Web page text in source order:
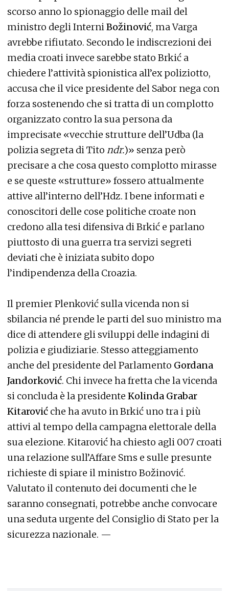
scorso anno lo spionaggio delle mail del
ministro degli InterniBožinović, ma Varga
avrebbe rifiutato. Secondo le indiscrezioni dei
media croati invece sarebbe stato Brkić a
chiedere l’attività spionistica all’ex poliziotto,
accusa che il vice presidente del Sabor nega con
forza sostenendo che si tratta di un complotto
organizzato contro la sua persona da
imprecisate «vecchie strutture dell’Udba (la
polizia segreta di Tito ndr.)» senza però
precisare a che cosa questo complotto mirasse
e se queste «strutture» fossero attualmente
attive all’interno dell’Hdz. I bene informati e
conoscitori delle cose politiche croate non
credono alla tesi difensiva di Brkić e parlano
piuttosto di una guerra tra servizi segreti
deviati che è iniziata subito dopo
l’indipendenza della Croazia.
Il premier Plenković sulla vicenda non si
sbilancia né prende le parti del suo ministro ma
dice di attendere gli sviluppi delle indagini di
polizia e giudiziarie. Stesso atteggiamento
anche del presidente del Parlamento Gordana
Jandorković. Chi invece ha fretta che la vicenda
si concluda è la presidente Kolinda Grabar
Kitarović che ha avuto in Brkić uno tra i più
attivi al tempo della campagna elettorale della
sua elezione. Kitarović ha chiesto agli 007 croati
una relazione sull’Affare Sms e sulle presunte
richieste di spiare il ministro Božinović.
Valutato il contenuto dei documenti che le
saranno consegnati, potrebbe anche convocare
una seduta urgente del Consiglio di Stato per la
sicurezza nazionale. —